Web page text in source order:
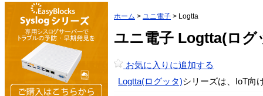
ホーム > ユニ電子 > Logtta
ユニ電子 Logtta(ログ
お気に入りに追加する
Logtta(ログッタ)シリーズは、IoT向